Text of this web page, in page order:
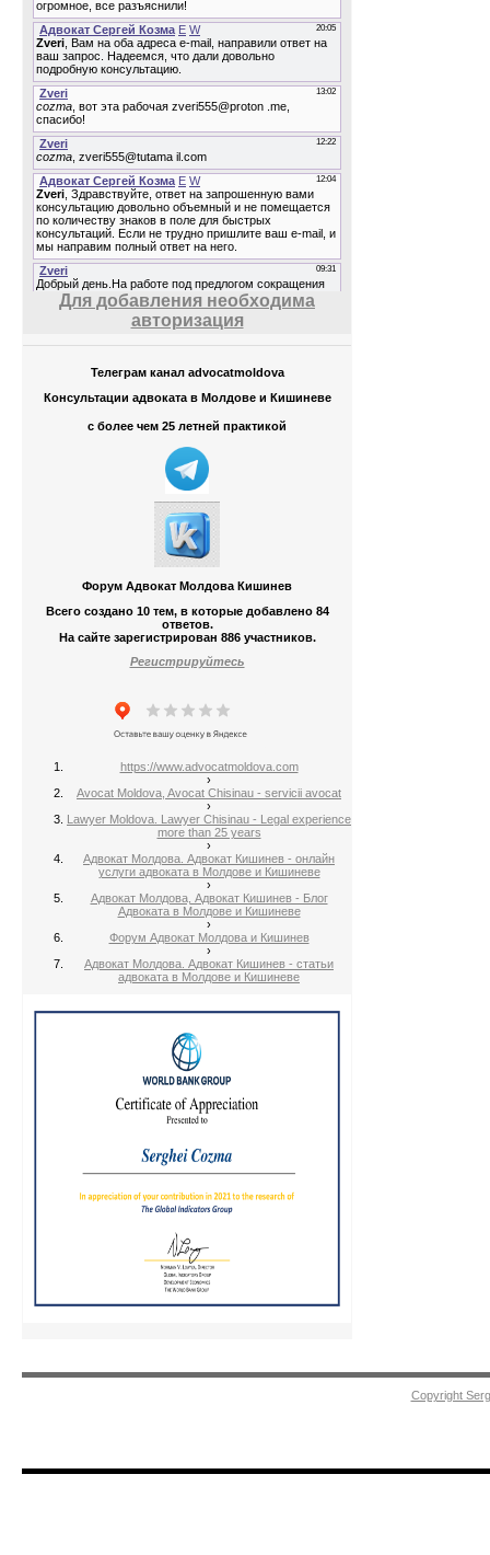
Для добавления необходима
авторизация
Телеграм канал advocatmoldova
Консультации адвоката в Молдове и Кишиневе
с более чем 25 летней практикой
Форум Адвокат Молдова Кишинев
Всего создано 10 тем, в которые добавлено 84
ответов.
На сайте зарегистрирован 886 участников.
Регистрируйтесь
https://www.advocatmoldova.com
›
Avocat Moldova, Avocat Chisinau - servicii avocat
›
Lawyer Moldova. Lawyer Chisinau - Legal experience
more than 25 years
›
Адвокат Молдова. Адвокат Кишинев - онлайн
услуги адвоката в Молдове и Кишиневе
›
Адвокат Молдова, Адвокат Кишинев - Блог
Адвоката в Молдове и Кишиневе
›
Форум Адвокат Молдова и Кишинев
›
Адвокат Молдова. Адвокат Кишинев - статьи
адвоката в Молдове и Кишиневе
Copyright